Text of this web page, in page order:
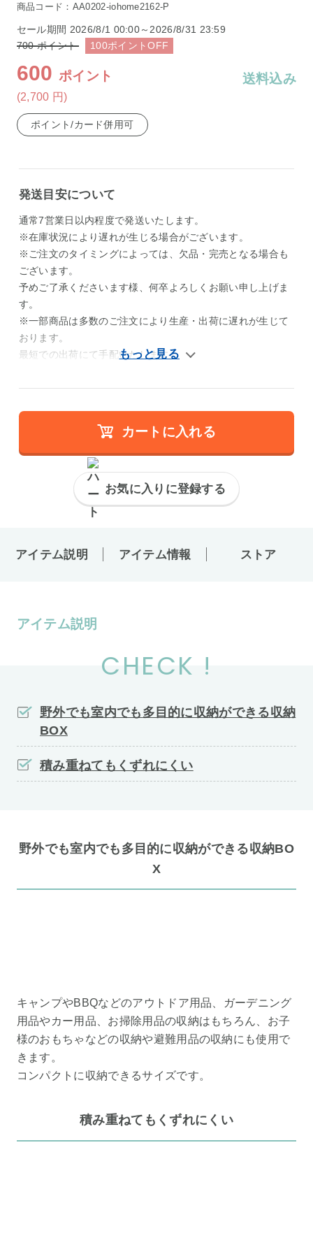
商品コード：AA0202-iohome2162-P
セール期間 2026/8/1 00:00～2026/8/31 23:59
700ポイント 100ポイントOFF
600ポイント
(2,700 円)
送料込み
ポイント/カード併用可
発送目安について
通常7営業日以内程度で発送いたします。
※在庫状況により遅れが生じる場合がございます。
※ご注文のタイミングによっては、欠品・完売となる場合も
ございます。
予めご了承くださいます様、何卒よろしくお願い申し上げま
す。
※一部商品は多数のご注文により生産・出荷に遅れが生じて
おります。
最短での出荷にて手配いたします。
カートに入れる
お気に入りに登録する
アイテム説明 アイテム情報 ストア
アイテム説明
CHECK !
野外でも室内でも多目的に収納ができる収納
BOX
積み重ねてもくずれにくい
野外でも室内でも多目的に収納ができる収納BO
X
キャンプやBBQなどのアウトドア用品、ガーデニング
用品やカー用品、お掃除用品の収納はもちろん、お子
様のおもちゃなどの収納や避難用品の収納にも使用で
きます。
コンパクトに収納できるサイズです。
積み重ねてもくずれにくい